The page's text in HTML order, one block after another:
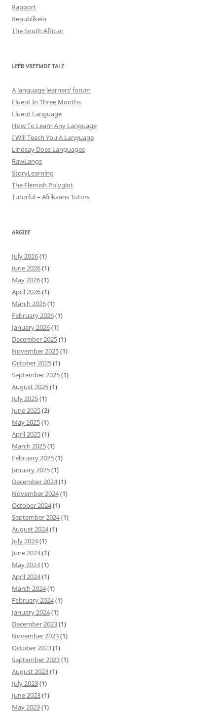
Rapport
Republikein
The South African
LEER VREEMDE TALE
A language learners’ forum
Fluent In Three Months
Fluent Language
How To Learn Any Language
I Will Teach You A Language
Lindsay Does Languages
RawLangs
StoryLearning
The Flemish Polyglot
Tutorful – Afrikaans Tutors
ARGIEF
July 2026(1)
June 2026(1)
May 2026(1)
April 2026(1)
March 2026(1)
February 2026(1)
January 2026(1)
December 2025(1)
November 2025(1)
October 2025(1)
September 2025(1)
August 2025(1)
July 2025(1)
June 2025(2)
May 2025(1)
April 2025(1)
March 2025(1)
February 2025(1)
January 2025(1)
December 2024(1)
November 2024(1)
October 2024(1)
September 2024(1)
August 2024(1)
July 2024(1)
June 2024(1)
May 2024(1)
April 2024(1)
March 2024(1)
February 2024(1)
January 2024(1)
December 2023(1)
November 2023(1)
October 2023(1)
September 2023(1)
August 2023(1)
July 2023(1)
June 2023(1)
May 2023(1)